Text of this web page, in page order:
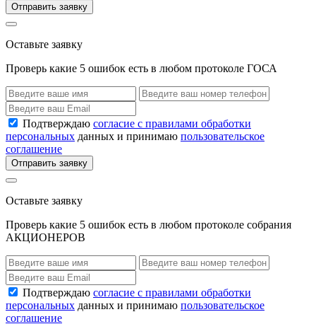
Отправить заявку
Оставьте заявку
Проверь какие 5 ошибок есть в любом протоколе ГОСА
Подтверждаю согласие с правилами обработки
персональных данных и принимаю пользовательское
соглашение
Отправить заявку
Оставьте заявку
Проверь какие 5 ошибок есть в любом протоколе собрания
АКЦИОНЕРОВ
Подтверждаю согласие с правилами обработки
персональных данных и принимаю пользовательское
соглашение